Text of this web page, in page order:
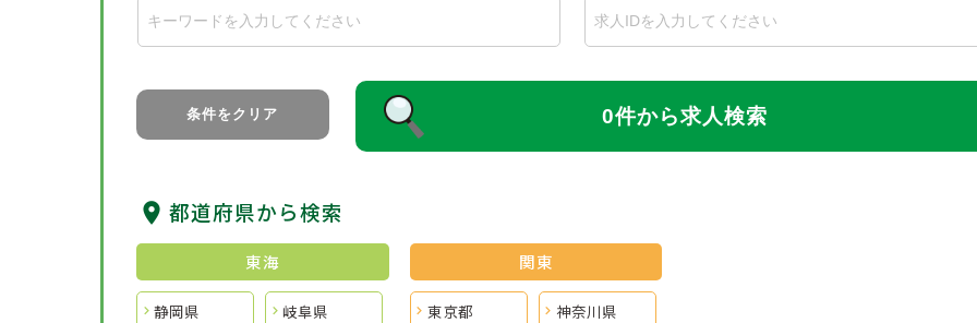
条件をクリア 0件から求人検索
都道府県から検索
東海
静岡県 岐阜県
関東
東京都 神奈川県